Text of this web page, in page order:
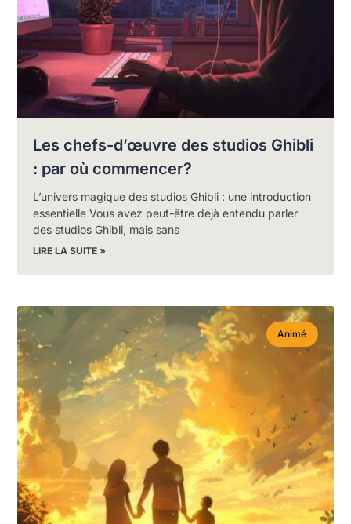
Les chefs-d’œuvre des studios Ghibli
: par où commencer?
L’univers magique des studios Ghibli : une introduction
essentielle Vous avez peut-être déjà entendu parler
des studios Ghibli, mais sans
LIRE LA SUITE »
Animé